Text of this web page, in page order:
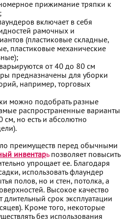
прижимание тряпки к
включает в себя
рамочных и
(пластиковые складные,
пластиковые механические
от 40 до 80 см
предназначены для уборки
например, торговых
можно подобрать разные
распространенные варианты
но есть и абсолютно
преимуществ перед обычными
инвентарьпозволяет повысить
упрощает ее. Благодаря
использовать флаундер
полов, но и стен, потолка, а
Высокое качество
длительный срок эксплуатации
Кроме того, некоторые
без использования